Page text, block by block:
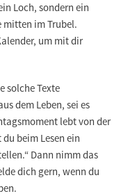
Loch, sondern ein
mitten im Trubel.
um mit dir
solche Texte
dem Leben, sei es
lebt von der
beim Lesen ein
Dann nimm das
dich gern, wenn du